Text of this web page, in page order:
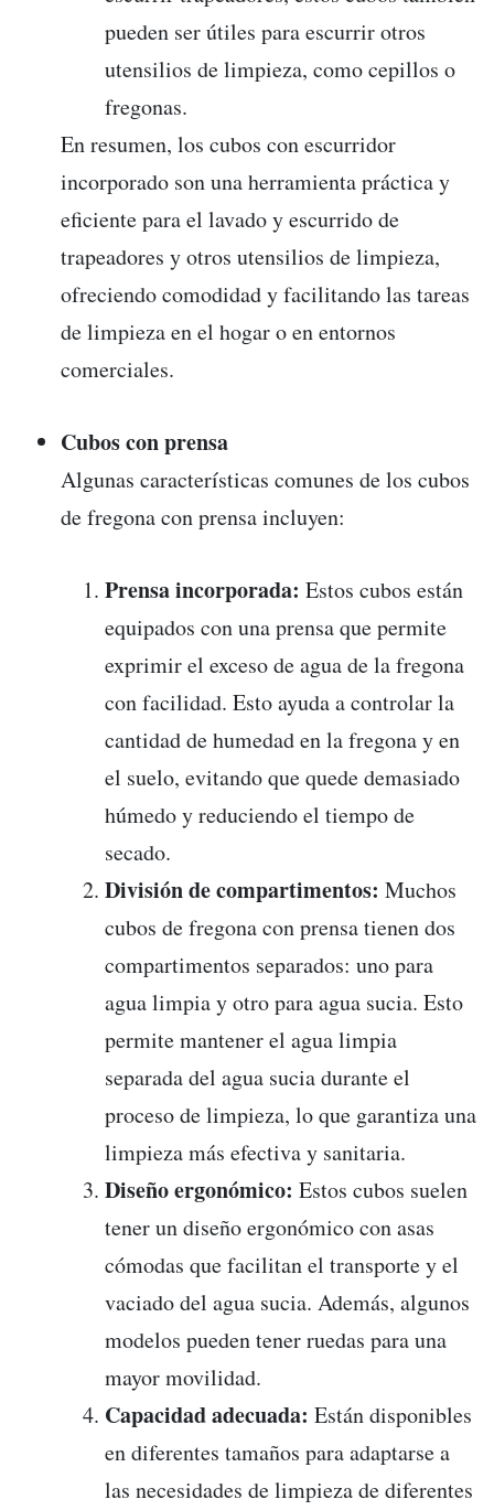
pueden ser útiles para escurrir otros
utensilios de limpieza, como cepillos o
fregonas.
En resumen, los cubos con escurridor
incorporado son una herramienta práctica y
eficiente para el lavado y escurrido de
trapeadores y otros utensilios de limpieza,
ofreciendo comodidad y facilitando las tareas
de limpieza en el hogar o en entornos
comerciales.
Cubos con prensa
Algunas características comunes de los cubos
de fregona con prensa incluyen:
Prensa incorporada: Estos cubos están
equipados con una prensa que permite
exprimir el exceso de agua de la fregona
con facilidad. Esto ayuda a controlar la
cantidad de humedad en la fregona y en
el suelo, evitando que quede demasiado
húmedo y reduciendo el tiempo de
secado.
División de compartimentos: Muchos
cubos de fregona con prensa tienen dos
compartimentos separados: uno para
agua limpia y otro para agua sucia. Esto
permite mantener el agua limpia
separada del agua sucia durante el
proceso de limpieza, lo que garantiza una
limpieza más efectiva y sanitaria.
Diseño ergonómico: Estos cubos suelen
tener un diseño ergonómico con asas
cómodas que facilitan el transporte y el
vaciado del agua sucia. Además, algunos
modelos pueden tener ruedas para una
mayor movilidad.
Capacidad adecuada: Están disponibles
en diferentes tamaños para adaptarse a
las necesidades de limpieza de diferentes